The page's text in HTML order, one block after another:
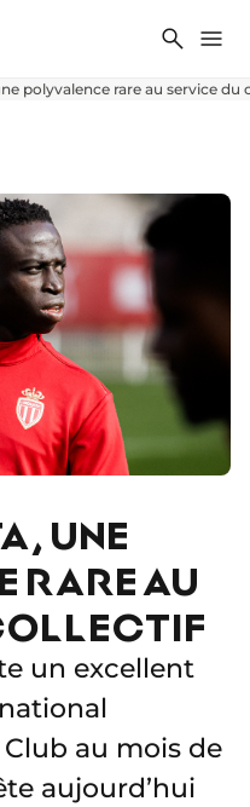
polyvalence rare au service du
UNE
RARE AU
un excellent
au mois de
aujourd’hui